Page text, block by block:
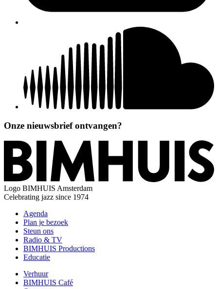
Onze nieuwsbrief ontvangen?
Logo BIMHUIS Amsterdam
Celebrating jazz since 1974
Agenda
Plan je bezoek
Steun ons
Radio & TV
BIMHUIS Productions
Educatie
Verhuur
BIMHUIS Café